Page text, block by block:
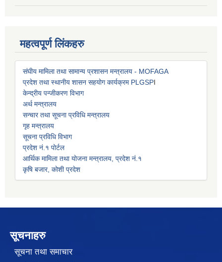
महत्वपूर्ण लिंकहरु
संघीय मामिला तथा सामान्य प्रशासन मन्त्रालय - MOFAGA
प्रदेश तथा स्थानीय शासन सहयोग कार्यक्रम PLGSPI
केन्द्रीय पन्जीकरण विभाग
अर्थ मन्त्रालय
सन्चार तथा सूचना प्रविधि मन्त्रालय
गृह मन्त्रालय
सूचना प्रविधि विभाग
प्रदेश नं.१ पोर्टल
आर्थिक मामिला तथा योजना मन्त्रालय, प्रदेश नं.१
कृषि बजार, कोशी प्रदेश
सूचनाहरु
सूचना तथा समाचार